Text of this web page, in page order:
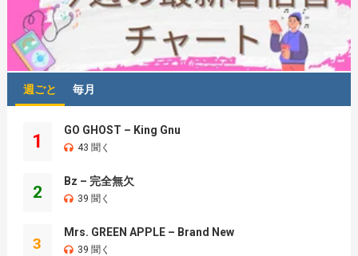
週ごと 毎月
1
GO GHOST – King Gnu
43 聞く
2
Bz – 完全無欠
39 聞く
3
Mrs. GREEN APPLE – Brand New
39 聞く